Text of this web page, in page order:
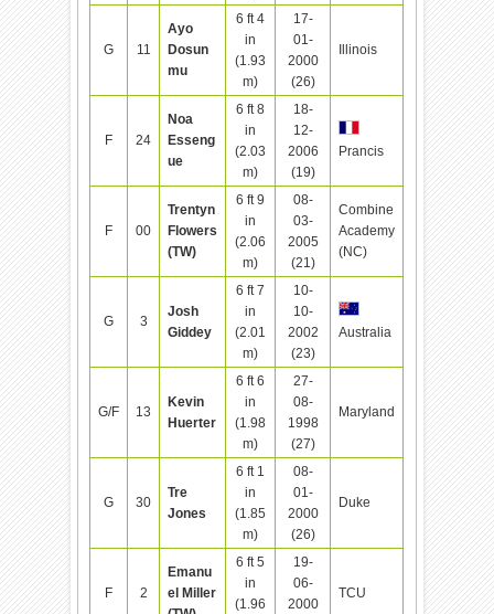
G 11
Ayo
Dosun
mu
6 ft 4
in
(1.93
m)
17-
01-
2000
(26)
Illinois
F 24
Noa
Esseng
ue
6 ft 8
in
(2.03
m)
18-
12-
2006
(19)
Prancis
F 00
Trentyn
Flowers
(TW)
6 ft 9
in
(2.06
m)
08-
03-
2005
(21)
Combine
Academy
(NC)
G 3
Josh
Giddey
6 ft 7
in
(2.01
m)
10-
10-
2002
(23)
Australia
G/F 13
Kevin
Huerter
6 ft 6
in
(1.98
m)
27-
08-
1998
(27)
Maryland
G 30
Tre
Jones
6 ft 1
in
(1.85
m)
08-
01-
2000
(26)
Duke
F 2
Emanu
el Miller
6 ft 5
in
(1.96
19-
06-
2000
TCU